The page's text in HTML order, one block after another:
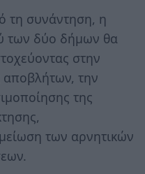
τη συνάντηση, η
των δύο δήμων θα
στην
την
της
των αρνητικών